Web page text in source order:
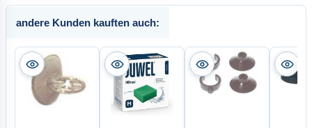
andere Kunden kauften auch: